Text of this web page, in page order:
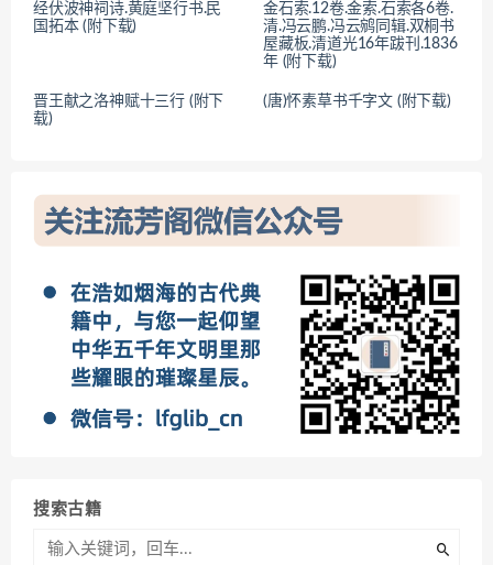
经伏波神祠诗.黄庭坚行书.民
国拓本 (附下载)
金石索.12卷.金索.石索各6卷.
清.冯云鹏.冯云鹓同辑.双桐书
屋藏板.清道光16年跋刊.1836
年 (附下载)
晋王献之洛神赋十三行 (附下
载)
(唐)怀素草书千字文 (附下载)
搜索古籍